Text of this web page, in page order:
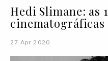
Hedi Slimane: as
cinematográficas
27 Apr 2020